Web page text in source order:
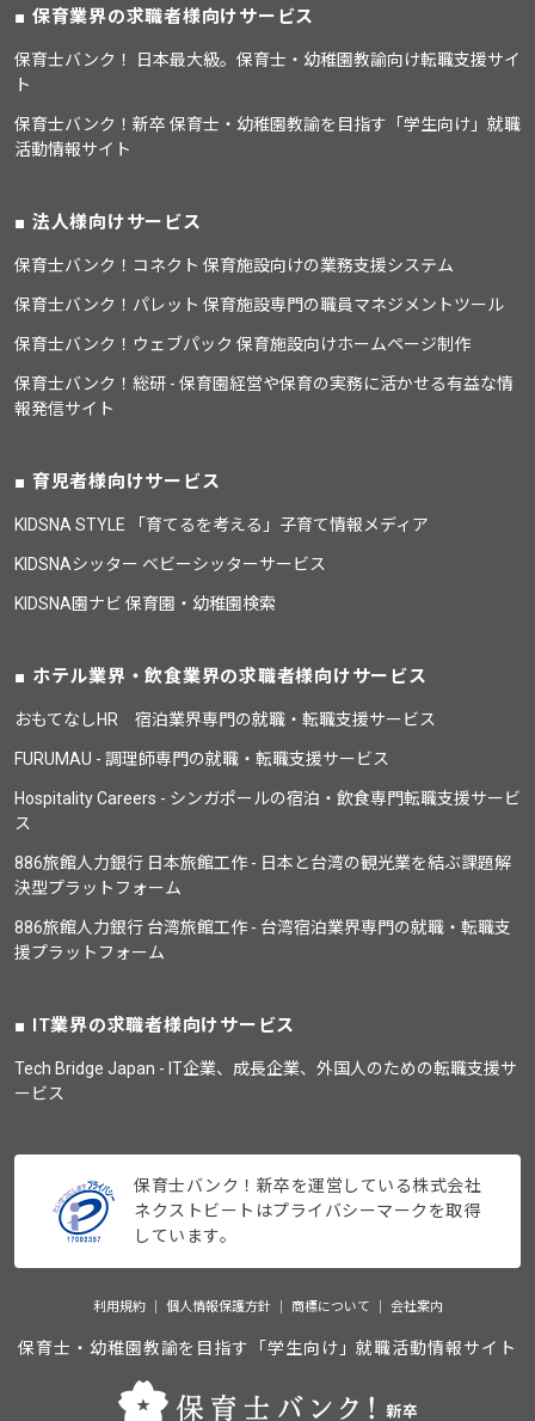
保育業界の求職者様向けサービス
保育士バンク！ 日本最大級。保育士・幼稚園教諭向け転職支援サイ
ト
保育士バンク！新卒 保育士・幼稚園教諭を目指す「学生向け」就職
活動情報サイト
法人様向けサービス
保育士バンク！コネクト 保育施設向けの業務支援システム
保育士バンク！パレット 保育施設専門の職員マネジメントツール
保育士バンク！ウェブパック 保育施設向けホームページ制作
保育士バンク！総研 - 保育園経営や保育の実務に活かせる有益な情
報発信サイト
育児者様向けサービス
KIDSNA STYLE 「育てるを考える」子育て情報メディア
KIDSNAシッター ベビーシッターサービス
KIDSNA園ナビ 保育園・幼稚園検索
ホテル業界・飲食業界の求職者様向けサービス
おもてなしHR 宿泊業界専門の就職・転職支援サービス
FURUMAU - 調理師専門の就職・転職支援サービス
Hospitality Careers - シンガポールの宿泊・飲食専門転職支援サービ
ス
886旅館人力銀行 日本旅館工作 - 日本と台湾の観光業を結ぶ課題解
決型プラットフォーム
886旅館人力銀行 台湾旅館工作 - 台湾宿泊業界専門の就職・転職支
援プラットフォーム
IT業界の求職者様向けサービス
Tech Bridge Japan - IT企業、成長企業、外国人のための転職支援サ
ービス
保育士バンク！新卒を運営している株式会社
ネクストビートはプライバシーマークを取得
しています。
利用規約 個人情報保護方針 商標について 会社案内
保育士・幼稚園教諭を目指す「学生向け」就職活動情報サイト